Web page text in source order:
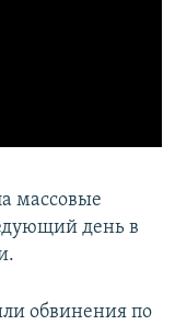
массовые
день в
обвинения по